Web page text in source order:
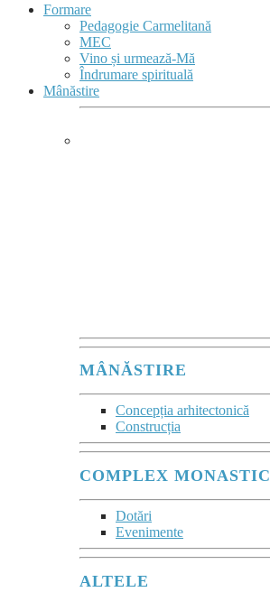
Formare
Pedagogie Carmelitană
MEC
Vino și urmează-Mă
Îndrumare spirituală
Mânăstire
MÂNĂSTIRE
Concepția arhitectonică
Construcția
COMPLEX MONASTIC
Dotări
Evenimente
ALTELE